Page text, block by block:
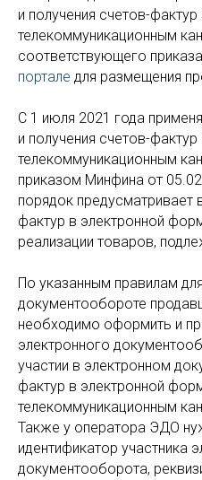
и получения счетов-
телекоммуникационным
соответствующего приказа
портале для размещения
C 1 июля 2021 года
и получения счетов-
телекоммуникационным
приказом Минфина от
порядок предусматривает
фактур в электронной
реализации товаров,
По указанным правилам
документообороте
необходимо оформить и
электронного
участии в электронном
фактур в электронной
телекоммуникационным
Также у оператора ЭДО
идентификатор участника
документооборота,